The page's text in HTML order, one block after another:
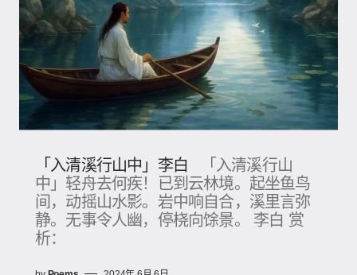
「入清溪行山中」李白
「入清溪行山
中」轻舟去何疾！已到云林境。起坐鱼鸟
间，动摇山水影。岩中响自合，溪里言弥
静。无事令人幽，停桡向馀景。 李白 赏
析：